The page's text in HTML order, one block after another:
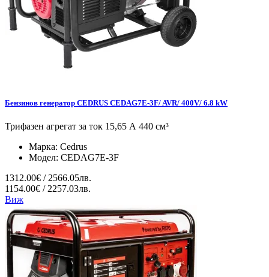
Бензинов генератор CEDRUS CEDAG7E-3F/ AVR/ 400V/ 6.8 kW
Трифазен агрегат за ток 15,65 А 440 см³
Марка: Cedrus
Модел: CEDAG7E-3F
1312.00€ / 2566.05лв.
1154.00€ / 2257.03лв.
Виж